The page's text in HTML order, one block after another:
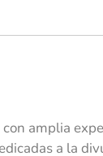
amplia
a la